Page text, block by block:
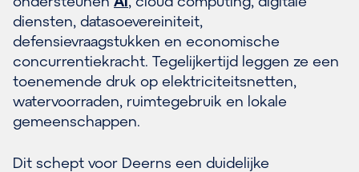
diensten, datasoevereiniteit,
defensievraagstukken en economische
concurrentiekracht. Tegelijkertijd leggen ze een
toenemende druk op elektriciteitsnetten,
watervoorraden, ruimtegebruik en lokale
gemeenschappen.
Dit schept voor Deerns een duidelijke